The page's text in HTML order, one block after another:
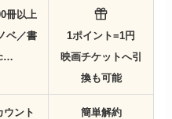
冊以上
ベ／書
1ポイント=1円
映画チケットへ引
換も可能
ウント 簡単解約